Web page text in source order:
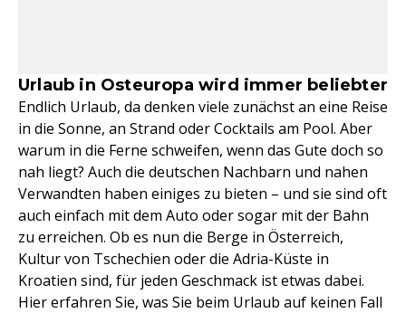
Urlaub in Osteuropa wird immer beliebter
Endlich Urlaub, da denken viele zunächst an eine Reise
in die Sonne, an Strand oder Cocktails am Pool. Aber
warum in die Ferne schweifen, wenn das Gute doch so
nah liegt? Auch die deutschen Nachbarn und nahen
Verwandten haben einiges zu bieten – und sie sind oft
auch einfach mit dem Auto oder sogar mit der Bahn
zu erreichen. Ob es nun die Berge in Österreich,
Kultur von Tschechien oder die Adria-Küste in
Kroatien sind, für jeden Geschmack ist etwas dabei.
Hier erfahren Sie, was Sie beim Urlaub auf keinen Fall